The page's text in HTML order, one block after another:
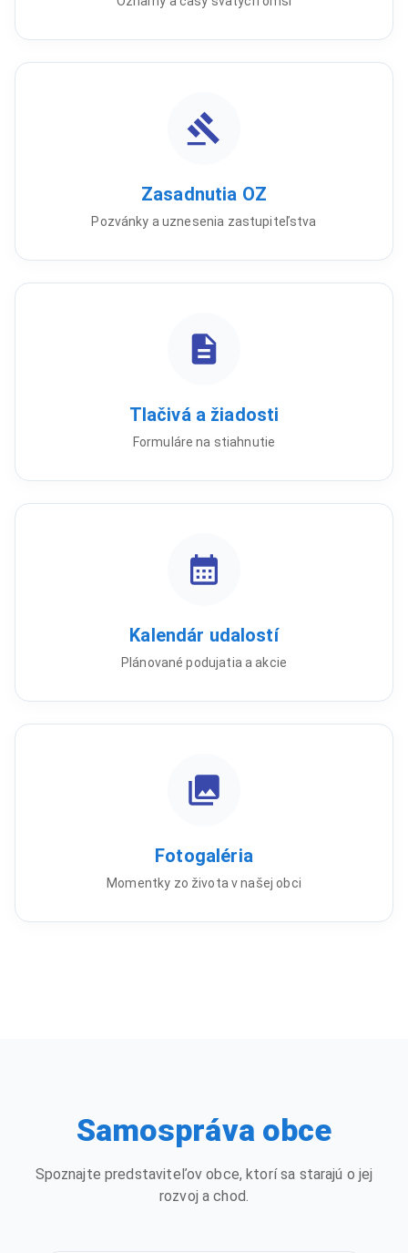
Zasadnutia OZ
Pozvánky a uznesenia zastupiteľstva
Tlačivá a žiadosti
Formuláre na stiahnutie
Kalendár udalostí
Plánované podujatia a akcie
Fotogaléria
Momentky zo života v našej obci
Samospráva obce
Spoznajte predstaviteľov obce, ktorí sa starajú o jej
rozvoj a chod.